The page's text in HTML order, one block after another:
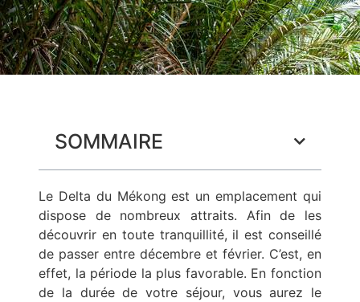
SOMMAIRE
Le Delta du Mékong est un emplacement qui
dispose de nombreux attraits. Afin de les
découvrir en toute tranquillité, il est conseillé
de passer entre décembre et février. C’est, en
effet, la période la plus favorable. En fonction
de la durée de votre séjour, vous aurez le